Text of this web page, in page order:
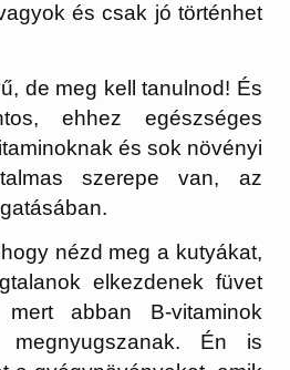
és csak jó történhet
de meg kell tanulnod! És
ehhez egészséges
és sok növényi
szerepe van, az
nézd meg a kutyákat,
elkezdenek füvet
mert abban B-vitaminok
Én is